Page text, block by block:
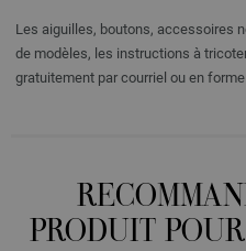
Les aiguilles, boutons, accessoires
de modèles, les instructions à
gratuitement par courriel ou en
PRODUIT